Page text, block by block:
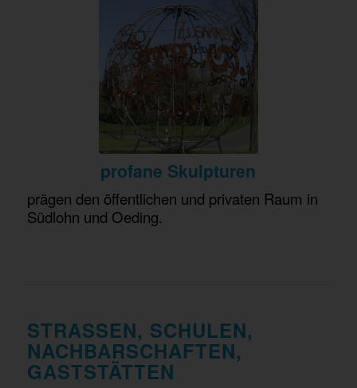
profane Skulpturen
prägen den öffentlichen und privaten Raum in
Südlohn und Oeding.
STRASSEN, SCHULEN, N
ACHBARSCHAFTEN, G
ASTSTÄTTEN